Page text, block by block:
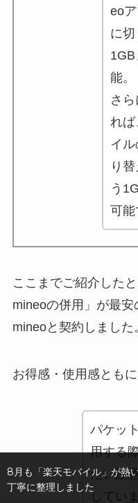
eo
に
能。
さ
れば
イ
り
う
可能
ここまでご紹介した
mineoの併用」が最安
mineoと契約しました
お得感・使用感ともに
パケッ
用する
たい注
してい
8月も「楽天モバイル」が熱
丁寧に整理しました